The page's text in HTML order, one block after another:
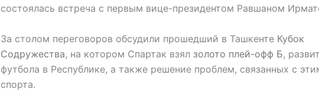
состоялась встреча с первым вице-президентом Равшаном
За столом переговоров обсудили прошедший в Ташкенте Кубок
Содружества, на котором Спартак взял золото плей-офф Б,
футбола в Республике, а также решение проблем, связанных с
спорта.